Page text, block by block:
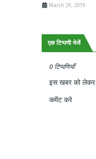
March 29, 2019
एक टिप्पणी भेजें
0 टिप्पणियाँ
इस खबर को लेकर
कमेंट करे